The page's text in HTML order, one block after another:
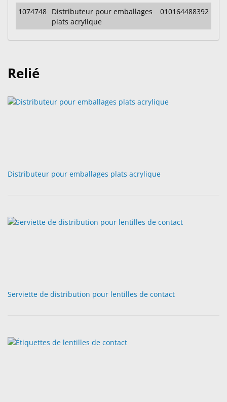
1074748 Distributeur pour emballages
plats acrylique
010164488392
Relié
Distributeur pour emballages plats acrylique
Serviette de distribution pour lentilles de contact